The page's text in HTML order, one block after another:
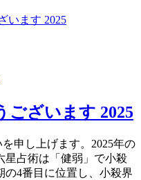
ございます 2025
申し上げます。2025年の
星占術は「健弱」で小殺
の4番目に位置し、小殺界